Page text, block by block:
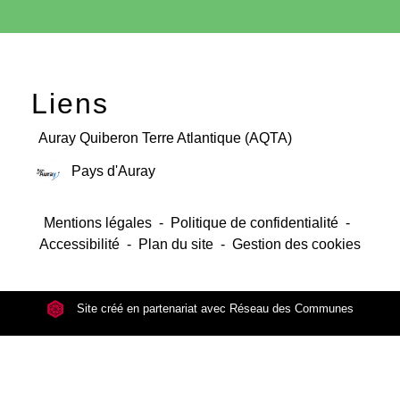
Liens
Auray Quiberon Terre Atlantique (AQTA)
Pays d'Auray
Mentions légales - Politique de confidentialité -
Accessibilité - Plan du site - Gestion des cookies
Site créé en partenariat avec Réseau des Communes